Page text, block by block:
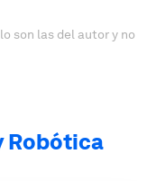
son las del autor y no
Robótica